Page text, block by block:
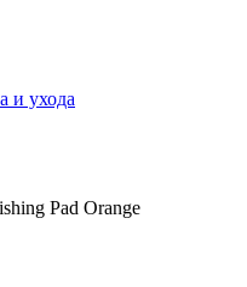
и ухода
Pad Orange